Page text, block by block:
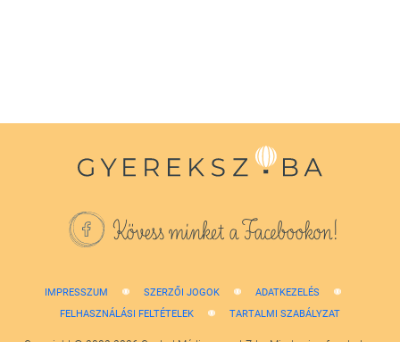
Kövess minket a Facebookon!
IMPRESSZUM SZERZŐI JOGOK
ADATKEZELÉS
FELHASZNÁLÁSI FELTÉTELEK
TARTALMI SZABÁLYZAT